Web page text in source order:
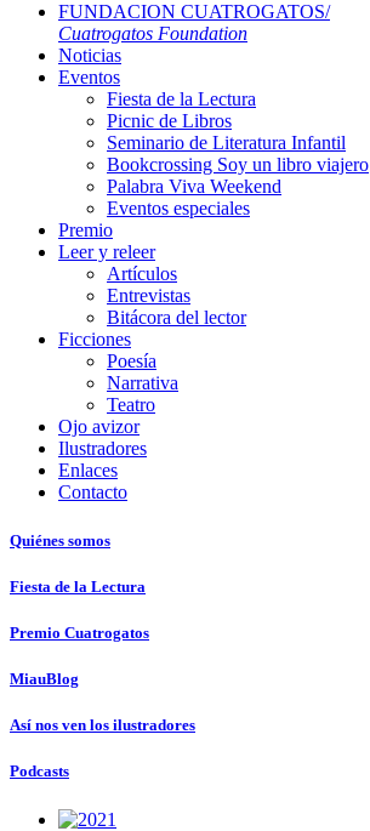
FUNDACION CUATROGATOS/
Cuatrogatos Foundation
Noticias
Eventos
Fiesta de la Lectura
Picnic de Libros
Seminario de Literatura Infantil
Bookcrossing Soy un libro viajero
Palabra Viva Weekend
Eventos especiales
Premio
Leer y releer
Artículos
Entrevistas
Bitácora del lector
Ficciones
Poesía
Narrativa
Teatro
Ojo avizor
Ilustradores
Enlaces
Contacto
Quiénes somos
Fiesta de la Lectura
Premio Cuatrogatos
MiauBlog
Así nos ven los ilustradores
Podcasts